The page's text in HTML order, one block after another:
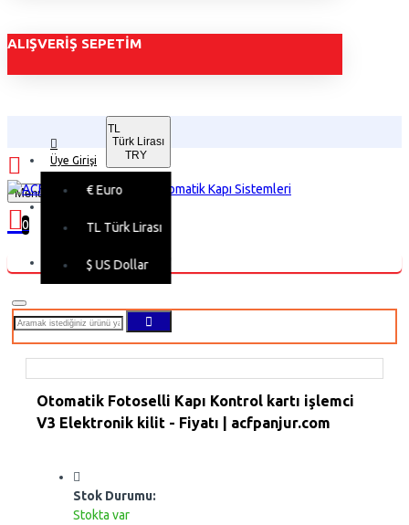
ALIŞVERIŞ SEPETIM
Üye Girişi
TL
Türk Lirası
TRY
€Euro
TL Türk Lirası
$ US Dollar
Menu
0
Alışveriş sepetiniz boş!
Otomatik Fotoselli Kapı Kontrol kartı işlemci
V3 Elektronik kilit - Fiyatı | acfpanjur.com
Stok Durumu:
Stokta var